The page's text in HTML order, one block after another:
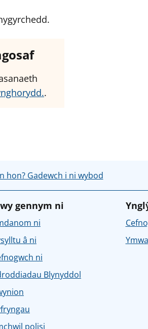
.
hon? Gadewch i ni wybod
gennym ni
ni
â ni
ni
Blynyddol
polisi